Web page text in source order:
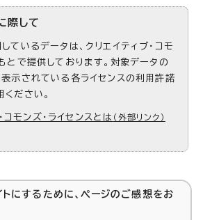
際して
ているデータは、クリエイティブ・コモ
とで提供しております。対象データの
表示されている各ライセンスの利用許諾
ださい。
コモンズ・ライセンスとは （外部リンク）
にするために、ページのご感想をお